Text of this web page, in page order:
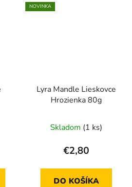
NOVINKA
Lyra Mandle Lieskovce
Hrozienka 80g
Skladom (1 ks)
€2,80
DO KOŠÍKA